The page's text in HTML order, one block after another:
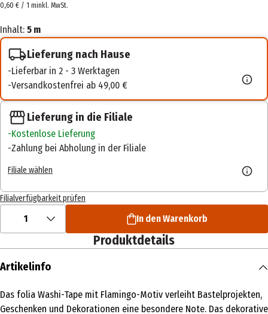
0,60 € / 1 minkl. MwSt.
Inhalt: 5 m
Lieferung nach Hause
Lieferbar in 2 - 3 Werktagen
Versandkostenfrei ab 49,00 €
Lieferung in die Filiale
Kostenlose Lieferung
Zahlung bei Abholung in der Filiale
Filiale wählen
Filialverfügbarkeit prüfen
1 In den Warenkorb
Produktdetails
Artikelinfo
Das folia Washi-Tape mit Flamingo-Motiv verleiht Bastelprojekten,
Geschenken und Dekorationen eine besondere Note. Das dekorative